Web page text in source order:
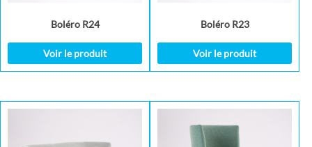
Boléro R24
Voir le produit
Boléro R23
Voir le produit